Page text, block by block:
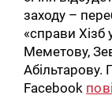
заходу –
«справи Хізб
Меметову,
Абільтарову.
Facebook